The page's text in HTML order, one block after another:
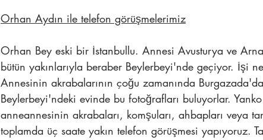
Orhan Aydın ile telefon görüşmelerimiz
Orhan Bey eski bir İstanbullu. Annesi Avusturya ve
bütün yakınlarıyla beraber Beylerbeyi'nde geçiyor. İşi
Annesinin akrabalarının çoğu zamanında
Beylerbeyi'ndeki evinde bu fotoğrafları buluyorlar.
anneannesinin akrabaları, komşuları, ahbapları veya
toplamda üç saate yakın telefon görüşmesi yapıyoruz.